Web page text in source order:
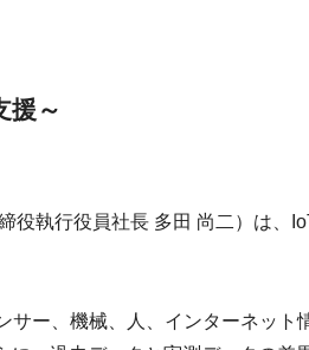
援～
執行役員社長 多田 尚二）は、
ー、機械、人、インターネット